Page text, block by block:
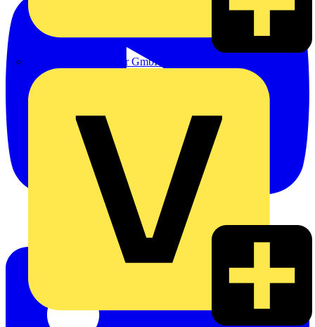
eldis electro distributor GmbH